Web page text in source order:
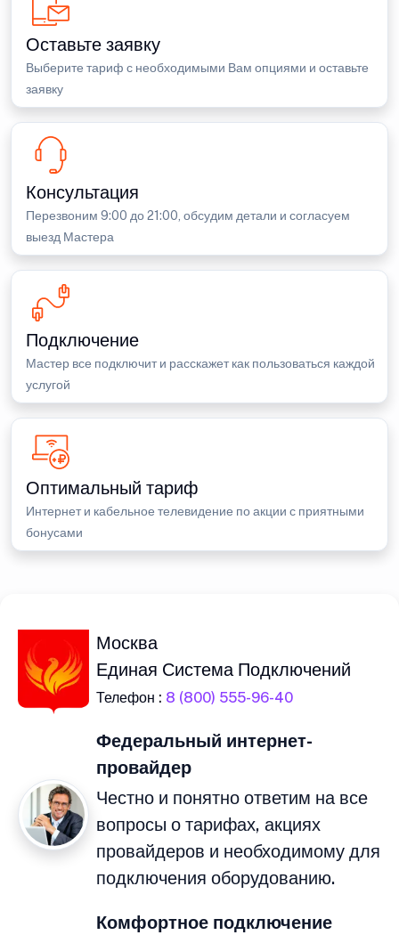
Оставьте заявку
Выберите тариф с необходимыми Вам опциями и оставьте
заявку
Консультация
Перезвоним 9:00 до 21:00, обсудим детали и согласуем
выезд Мастера
Подключение
Мастер все подключит и расскажет как пользоваться каждой
услугой
Оптимальный тариф
Интернет и кабельное телевидение по акции с приятными
бонусами
Москва
Единая Система Подключений
Телефон : 8 (800) 555-96-40
Федеральный интернет-
провайдер
Честно и понятно ответим на все
вопросы о тарифах, акциях
провайдеров и необходимому для
подключения оборудованию.
Комфортное подключение